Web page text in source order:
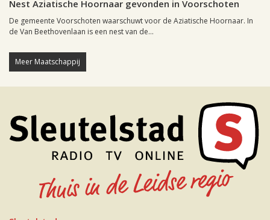
Nest Aziatische Hoornaar gevonden in Voorschoten
De gemeente Voorschoten waarschuwt voor de Aziatische Hoornaar. In
de Van Beethovenlaan is een nest van de...
Meer Maatschappij